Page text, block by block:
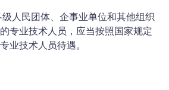
人民团体、企事业单位和其他组织
专业技术人员，应当按照国家规定
业技术人员待遇。